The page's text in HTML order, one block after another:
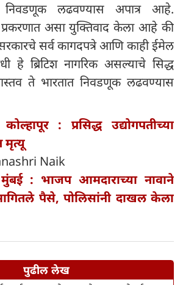
लढवण्यास अपात्र आहे.
प्रकरणात असा युक्तिवाद केला आहे की
सरकारचे सर्व कागदपत्रे आणि काही ईमेल
हे ब्रिटिश नागरिक असल्याचे सिद्ध
ते भारतात निवडणूक लढवण्यास
कोल्हापूर : प्रसिद्ध उद्योगपतीच्या
मृत्यू
Naik
मुंबई : भाजप आमदाराच्या नावाने
पैसे, पोलिसांनी दाखल केला
पुढील लेख